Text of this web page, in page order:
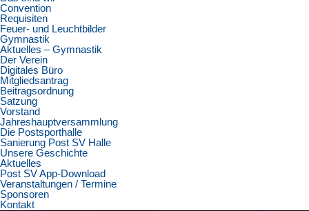
Convention
Requisiten
Feuer- und Leuchtbilder
Gymnastik
Aktuelles – Gymnastik
Der Verein
Digitales Büro
Mitgliedsantrag
Beitragsordnung
Satzung
Vorstand
Jahreshauptversammlung
Die Postsporthalle
Sanierung Post SV Halle
Unsere Geschichte
Aktuelles
Post SV App-Download
Veranstaltungen / Termine
Sponsoren
Kontakt